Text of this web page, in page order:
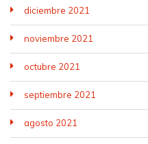
diciembre 2021
noviembre 2021
octubre 2021
septiembre 2021
agosto 2021